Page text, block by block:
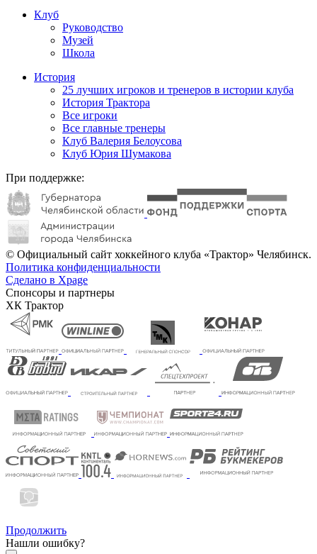
Клуб
Руководство
Музей
Школа
История
25 лучших игроков и тренеров в истории клуба
История Трактора
Все игроки
Все главные тренеры
Клуб Валерия Белоусова
Клуб Юрия Шумакова
При поддержке:
© Официальный сайт хоккейного клуба «Трактор» Челябинск.
Политика конфиденциальности
Сделано в Xpage
Спонсоры и партнеры
ХК Трактор
Продолжить
Нашли ошибку?